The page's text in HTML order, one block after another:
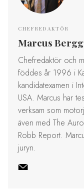
CHEFREDAKTÖR
Marcus
Chefredaktör och
föddes år 1996 i
kandidatexamen i
USA. Marcus har
verksam som
även med The
Robb Report.
juryn.